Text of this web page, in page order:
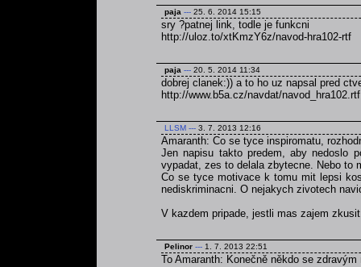
paja --- 25. 6. 2014 15:15
sry ?patnej link, todle je funkcni
http://uloz.to/xtKmzY6z/navod-hra102-rtf
paja --- 20. 5. 2014 11:34
dobrej clanek:)) a to ho uz napsal pred
http://www.b5a.cz/navdat/navod_hra102.rtf
LLSM --- 3. 7. 2013 12:16
Amaranth: Co se tyce inspiromatu,
Jen napisu takto predem, aby nedoslo
vypadat, zes to delala zbytecne. Nebo to
Co se tyce motivace k tomu mit lepsi
nediskriminacni. O nejakych zivotech
V kazdem pripade, jestli mas zajem
Pelinor --- 1. 7. 2013 22:51
To Amaranth: Konečně někdo se zdravým